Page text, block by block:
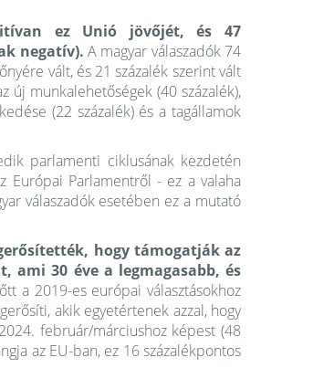
ez Unió jövőjét, és 47
negatív).A magyar válaszadók 74
vált, és 21 százalék szerint vált
új munkalehetőségek (40 százalék),
(22 százalék) és a tagállamok
parlamenti ciklusának kezdetén
Európai Parlamentről - ez a valaha
válaszadók esetében ez a mutató
hogy támogatják az
ami 30 éve a legmagasabb, és
a 2019-es európai választásokhoz
akik egyetértenek azzal, hogy
február/márciushoz képest (48
az EU-ban, ez 16 százalékpontos